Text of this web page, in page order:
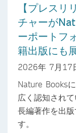
【プレスリ
チャーが
ーポートフ
籍出版にも
2026年 7月17
Nature Books
広く認知され
長編著作を出
す。